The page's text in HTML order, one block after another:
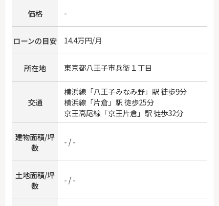
価格 -
ローンの目安 14.4万円/月
所在地 東京都八王子市兵衛１丁目
交通
横浜線「八王子みなみ野」駅 徒歩9分
横浜線「片倉」駅 徒歩25分
京王高尾線「京王片倉」駅 徒歩32分
建物面積/坪
数
- / -
土地面積/坪
数
- / -